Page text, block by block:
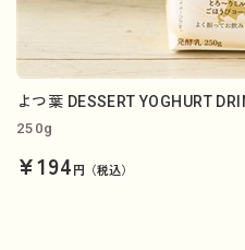
よつ葉 DESSERT YOGHURT
250g
¥194円（税込）